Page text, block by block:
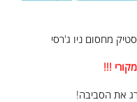
מחסום ניו ג'רסי
את הסביבה!